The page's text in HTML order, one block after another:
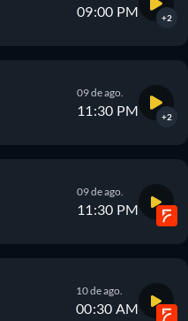
09:00 PM +2
09 de ago.
11:30 PM +2
09 de ago.
11:30 PM
10 de ago.
00:30 AM